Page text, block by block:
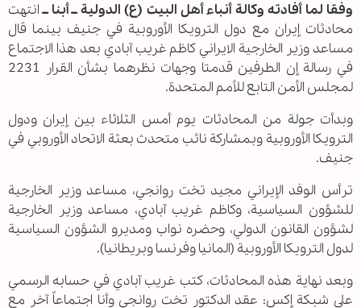
وفقا لما أفادته وكالة أنباء أهل البيت (ع) الدولية ــ أبنا ــانتهت
محادثات إيران مع دول الترويكا الأوروبية في جنيف بينما قال
مساعد وزير الخارجية الايراني كاظم غريب آبادي بعد هذا الاجتماع
في رسالة إن الطرفين قدمتا وجهات نظرهما بشأن القرار 2231
لمجلس الأمن التابع للأمم المتحدة.
وبدأت جولة من المحادثات يوم أمس الثلاثاء بين إيران ودول
الترويكا الأوروبية وبمشاركة نائب متحدث بعثة الاتحاد الأوروبي في
جنيف.
ترأس الوفد الإيراني مجيد تخت روانجي، مساعد وزير الخارجية
للشؤون السياسية، وكاظم غريب آبادي، مساعد وزير الخارجية
لشؤون القانون الدولي، وحضره نواب ومديرو الشؤون السياسية
لدول الترويكا الأوروبية (المانيا وفرنسا وبريطانيا).
وبعد نهاية هذه المحادثات، كتب غريب آبادي في حسابه الرسمي
على شبكة إكس: عقد الدكتور تخت روانجي وأنا اجتماعاً آخر مع